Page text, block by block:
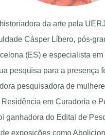
da arte pela
Cásper Líbero, pós-
(ES) e especialista
pesquisa para a presença
pesquisadora de
em Curadoria e
ganhadora do Edital de
exposições como